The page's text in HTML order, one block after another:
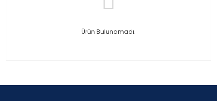
Ürün Bulunamadı.